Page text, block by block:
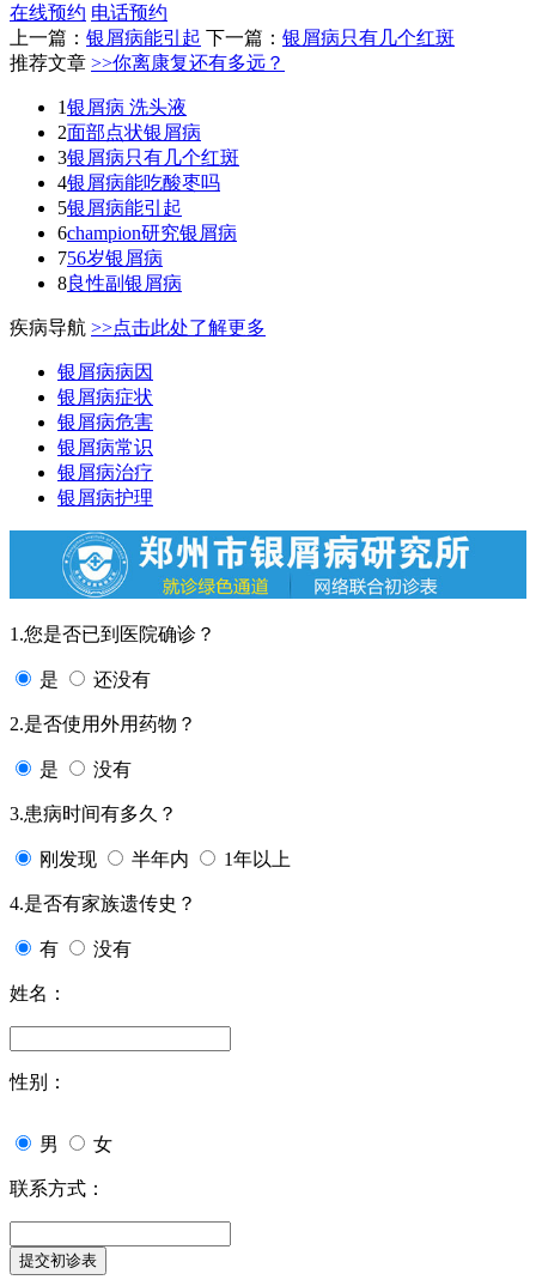
在线预约 电话预约
上一篇： 银屑病能引起 下一篇： 银屑病只有几个红斑
推荐文章 >>你离康复还有多远？
1银屑病 洗头液
2面部点状银屑病
3银屑病只有几个红斑
4银屑病能吃酸枣吗
5银屑病能引起
6champion研究银屑病
756岁银屑病
8良性副银屑病
疾病导航 >>点击此处了解更多
银屑病病因
银屑病症状
银屑病危害
银屑病常识
银屑病治疗
银屑病护理
1.您是否已到医院确诊？
是 还没有
2.是否使用外用药物？
是 没有
3.患病时间有多久？
刚发现 半年内 1年以上
4.是否有家族遗传史？
有 没有
姓名：
性别：
男 女
联系方式：